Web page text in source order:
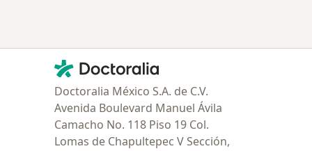
Contacto
Doctoralia - Página de inicio
Doctoralia México S.A. de C.V.
Avenida Boulevard Manuel Ávila
Camacho No. 118 Piso 19 Col.
Lomas de Chapultepec V Sección,